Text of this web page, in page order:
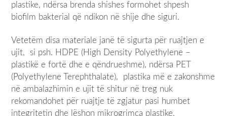
plastike, ndërsa brenda shishes formohet shpesh
biofilm bakterial që ndikon në shije dhe siguri.
Vetetëm disa materiale janë të sigurta për ruajtjen e
ujit, si psh. HDPE (High Density Polyethylene –
plastikë e fortë dhe e qëndrueshme), ndërsa PET
(Polyethylene Terephthalate), plastika më e zakonshme
në ambalazhimin e ujit të shitur në treg nuk
rekomandohet për ruajtje të zgjatur pasi humbet
integritetin dhe lëshon mikrogrimca plastike,